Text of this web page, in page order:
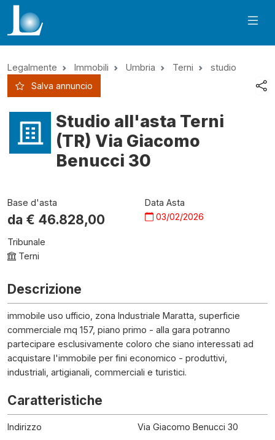
Legalmente Immobili Umbria Terni
studio
Salva annuncio
Studio all'asta Terni
(TR) Via Giacomo
Benucci 30
Base d'asta
da € 46.828,00
Data Asta
03/02/2026
Tribunale
Terni
Descrizione
immobile uso ufficio, zona Industriale Maratta, superficie
commerciale mq 157, piano primo - alla gara potranno
partecipare esclusivamente coloro che siano interessati ad
acquistare l'immobile per fini economico - produttivi,
industriali, artigianali, commerciali e turistici.
Caratteristiche
Indirizzo
Via Giacomo Benucci 30